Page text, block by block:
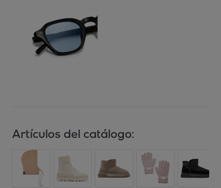
Artículos del catálogo: